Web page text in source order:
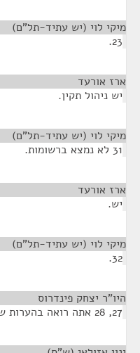
מיקי לוי (יש עתיד-תל"ם)
23.
ארז אורעד
יש ניהול תקין.
מיקי לוי (יש עתיד-תל"ם)
31 לא נמצא ברשומות.
ארז אורעד
יש.
מיקי לוי (יש עתיד-תל"ם)
32.
היו"ר יצחק פינדרוס
27, 28 אתה רואה בהערות שאין להם ניהול תקין.